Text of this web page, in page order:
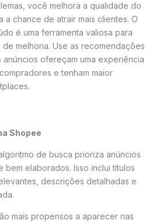
você melhora a qualidade do
a chance de atrair mais clientes. O
é uma ferramenta valiosa para
melhoria. Use as recomendações
anúncios ofereçam uma experiência
e tenham maior
Shopee
de busca prioriza anúncios
bem elaborados. Isso inclui títulos
descrições detalhadas e
mais propensos a aparecer nas